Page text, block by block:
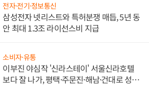
전자·전기·정보통신
삼성전자 넷리스트와 특허분쟁 매듭, 5년 동
안 최대 1.3조 라이선스비 지급
소비자·유통
이부진 야심작 '신라스테이' 서울신라호텔
보다 잘 나가, 평택·주문진·해남·건대로 성